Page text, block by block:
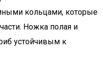
кольцами, которые
Ножка полая и
устойчивым к